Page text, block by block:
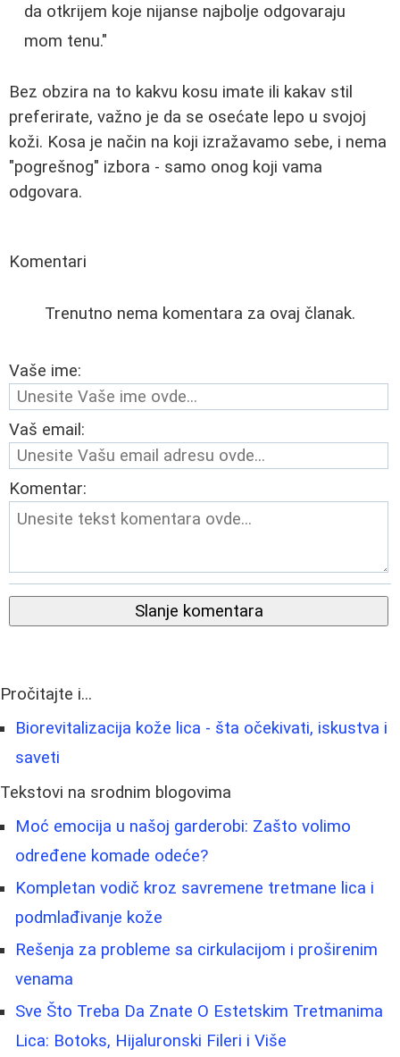
da otkrijem koje nijanse najbolje odgovaraju
mom tenu."
Bez obzira na to kakvu kosu imate ili kakav stil
preferirate, važno je da se osećate lepo u svojoj
koži. Kosa je način na koji izražavamo sebe, i nema
"pogrešnog" izbora - samo onog koji vama
odgovara.
Komentari
Trenutno nema komentara za ovaj članak.
Vaše ime:
Vaš email:
Komentar:
Slanje komentara
Pročitajte i...
Biorevitalizacija kože lica - šta očekivati, iskustva i
saveti
Tekstovi na srodnim blogovima
Moć emocija u našoj garderobi: Zašto volimo
određene komade odeće?
Kompletan vodič kroz savremene tretmane lica i
podmlađivanje kože
Rešenja za probleme sa cirkulacijom i proširenim
venama
Sve Što Treba Da Znate O Estetskim Tretmanima
Lica: Botoks, Hijaluronski Fileri i Više